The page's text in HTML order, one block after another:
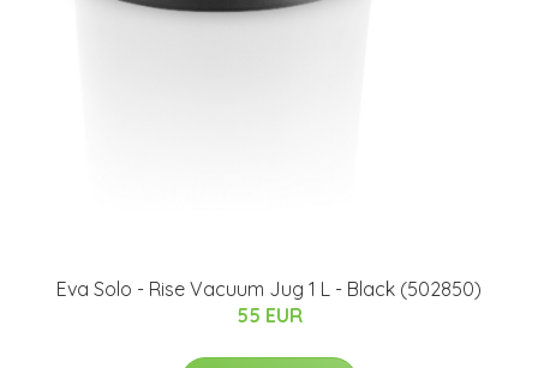
Eva Solo - Rise Vacuum Jug 1 L - Black (502850)
55 EUR